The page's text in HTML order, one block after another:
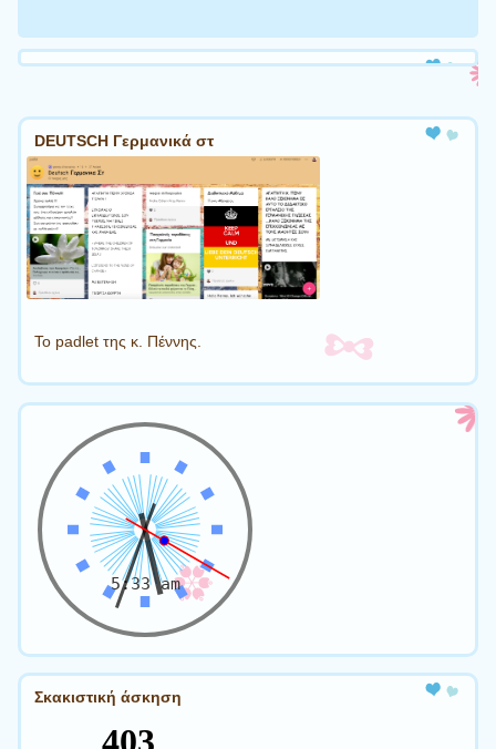
DEUTSCH Γερμανικά στ
Το padlet της κ. Πέννης.
Σκακιστική άσκηση